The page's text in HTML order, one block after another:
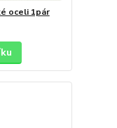
oceli 1pár